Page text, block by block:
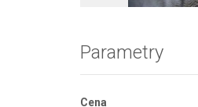
Parametry
Cena